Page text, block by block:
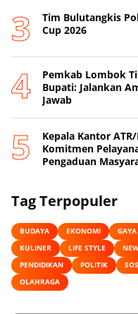
Tim Bulutangkis
Cup 2026
Pemkab Lombok
Bupati: Jalankan
Jawab
Kepala Kantor
Komitmen
Pengaduan
Tag Terpopuler
BUDAYA EKONOMI
KULINER
LIFE STYLE
PENDIDIKAN
POLITIK
OLAHRAGA